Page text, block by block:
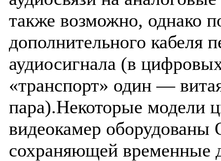
также возможно, однако
дополнительного кабеля
аудиосигнала (в
«транспорт» один —
пара).Некоторые модели
видеокамер оборудованы
сохраняющей временные